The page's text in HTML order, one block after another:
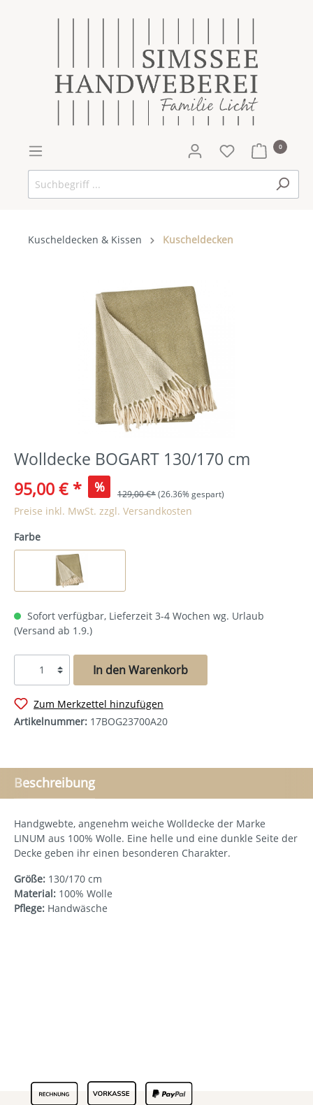
0
Kuscheldecken & Kissen Kuscheldecken
Wolldecke BOGART 130/170 cm
95,00 € * % 129,00 €*(26.36% gespart)
Preise inkl. MwSt. zzgl. Versandkosten
Farbe
Sofort verfügbar, Lieferzeit 3-4 Wochen wg. Urlaub
(Versand ab 1.9.)
In den Warenkorb
Zum Merkzettel hinzufügen
Artikelnummer: 17BOG23700A20
Beschreibung
Handgwebte, angenehm weiche Wolldecke der Marke
LINUM aus 100% Wolle. Eine helle und eine dunkle Seite der
Decke geben ihr einen besonderen Charakter.
Größe: 130/170 cm
Material: 100% Wolle
Pflege: Handwäsche